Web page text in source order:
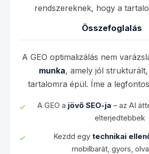
rendszereknek, hogy a
Összefoglalás
A GEO optimalizálás nem
munka, amely jól
tartalomra épül. Íme a
A GEO a jövő SEO-ja– az AI
elterjedtebbek
Kezdd egy technikai
mobilbarát, gyors,